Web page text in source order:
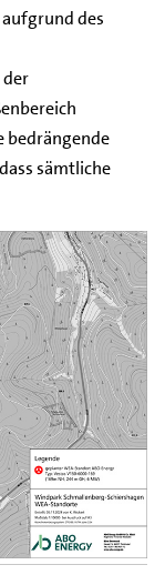
des
der
bedrängende
sämtliche